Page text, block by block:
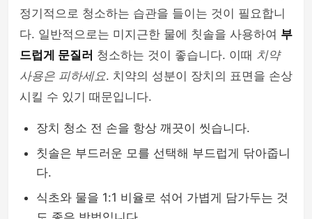
정기적으로 청소하는 습관을 들이는 것이 필요합니
다. 일반적으로는 미지근한 물에 칫솔을 사용하여 부
드럽게 문질러 청소하는 것이 좋습니다. 이때 치약
사용은 피하세요. 치약의 성분이 장치의 표면을 손상
시킬 수 있기 때문입니다.
장치 청소 전 손을 항상 깨끗이 씻습니다.
칫솔은 부드러운 모를 선택해 부드럽게 닦아줍니
다.
식초와 물을 1:1 비율로 섞어 가볍게 담가두는 것